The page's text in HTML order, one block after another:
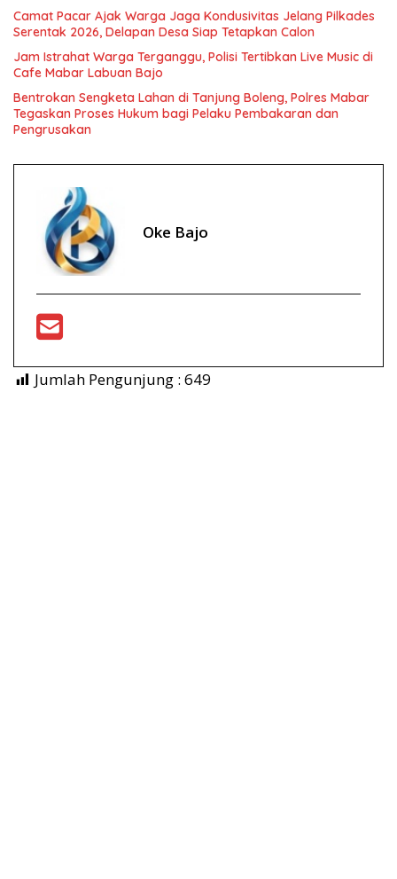
Camat Pacar Ajak Warga Jaga Kondusivitas Jelang Pilkades
Serentak 2026, Delapan Desa Siap Tetapkan Calon
Jam Istrahat Warga Terganggu, Polisi Tertibkan Live Music di
Cafe Mabar Labuan Bajo
Bentrokan Sengketa Lahan di Tanjung Boleng, Polres Mabar
Tegaskan Proses Hukum bagi Pelaku Pembakaran dan
Pengrusakan
Oke Bajo
Jumlah Pengunjung : 649